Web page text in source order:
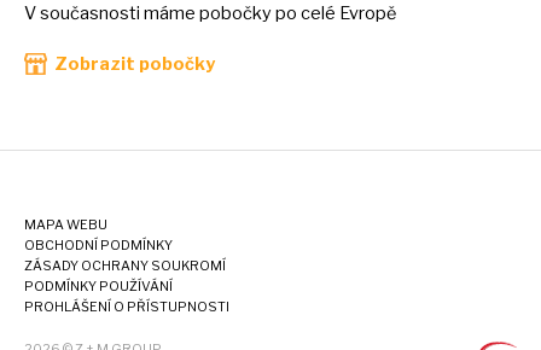
V současnosti máme pobočky po celé Evropě
Zobrazit pobočky
MAPA WEBU
OBCHODNÍ PODMÍNKY
ZÁSADY OCHRANY SOUKROMÍ
PODMÍNKY POUŽÍVÁNÍ
PROHLÁŠENÍ O PŘÍSTUPNOSTI